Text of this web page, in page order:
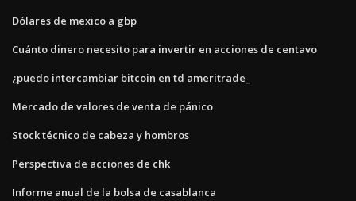
Dólares de mexico a gbp
Cuánto dinero necesito para invertir en acciones de centavo
¿puedo intercambiar bitcoin en td ameritrade_
Mercado de valores de venta de pánico
Stock técnico de cabeza y hombros
Perspectiva de acciones de chk
Informe anual de la bolsa de casablanca